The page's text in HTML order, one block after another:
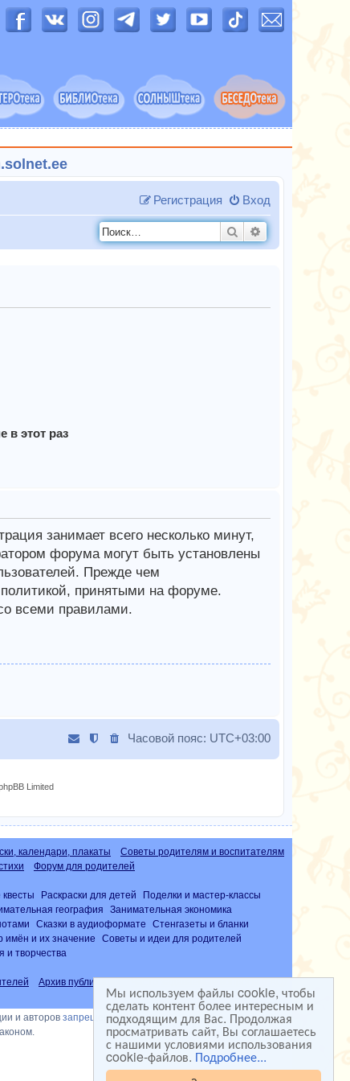
Мы используем файлы cookie, чтобы
сделать контент более интересным и
подходящим для Вас. Продолжая
просматривать сайт, Вы соглашаетесь
с нашими условиями использования
cookie-файлов. Подробнее...
Вход
Регистрация
Поиск
этот раз
занимает всего несколько минут,
форума могут быть установлены
Прежде чем
принятыми на форуме.
всеми правилами.
Часовой пояс: UTC+03:00
Limited
календари, плакаты
Советы родителям и воспитателям
Форум для родителей
квесты Раскраски для детей
Поделки и мастер-классы
география
Занимательная экономика
Сказки в аудиоформате
Стенгазеты и бланки
имён и их значение
Советы и идеи для родителей
и творчества
Архив публикаций
и авторов запрещена